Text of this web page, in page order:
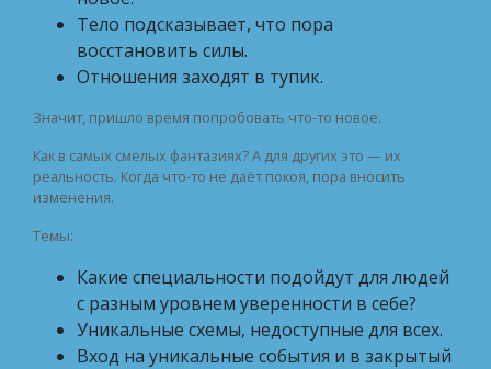
Тело подсказывает, что пора
восстановить силы.
Отношения заходят в тупик.
Значит, пришло время попробовать что-то новое.
Как в самых смелых фантазиях? А для других это — их
реальность. Когда что-то не даёт покоя, пора вносить
изменения.
Темы:
Какие специальности подойдут для людей
с разным уровнем уверенности в себе?
Уникальные схемы, недоступные для всех.
Вход на уникальные события и в закрытый